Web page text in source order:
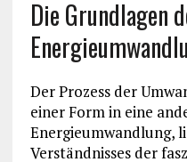
Die Grundlagen
Der Prozess der
einer Form in eine
Energieumwandlung,
Verständnisses der